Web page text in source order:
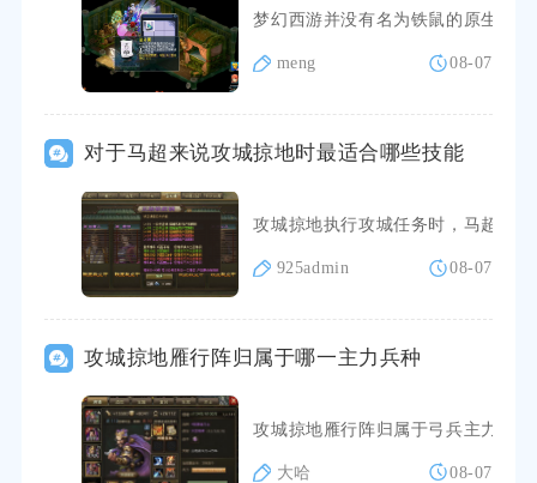
梦幻西游并没有名为铁鼠的原生召
meng 08-07
对于马超来说攻城掠地时最适合哪些技能
攻城掠地执行攻城任务时，马超优
925admin 08-07
攻城掠地雁行阵归属于哪一主力兵种
攻城掠地雁行阵归属于弓兵主力兵
大哈 08-07